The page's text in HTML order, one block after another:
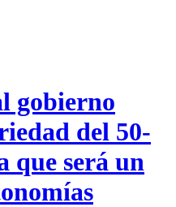
gobierno
del 50-
que será un